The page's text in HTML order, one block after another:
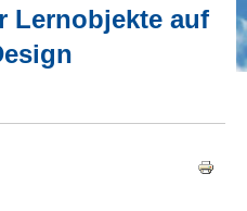
Lernobjekte auf